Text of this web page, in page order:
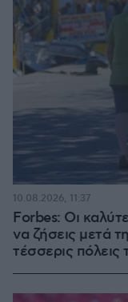
Forbes: Οι
να ζήσεις μετά
τέσσερις πόλεις
10.08.2026, 11:37